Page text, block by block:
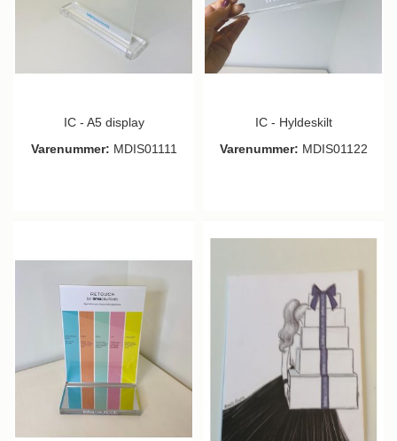
IC - A5 display
Varenummer: MDIS01111
IC - Hyldeskilt
Varenummer: MDIS01122